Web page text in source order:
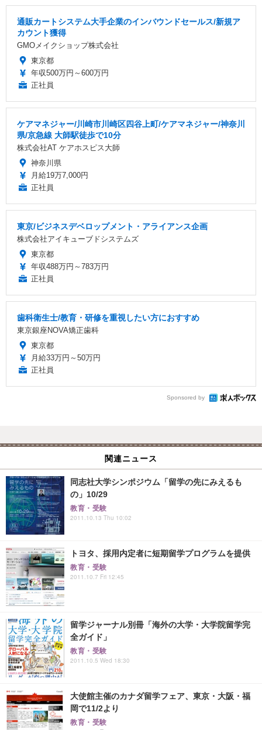
通販カートシステム大手企業のインバウンドセールス/新規ア
カウント獲得
GMOメイクショップ株式会社
東京都
年収500万円～600万円
正社員
ケアマネジャー/川崎市川崎区四谷上町/ケアマネジャー/神奈川
県/京急線 大師駅徒歩で10分
株式会社AT ケアホスピス大師
神奈川県
月給19万7,000円
正社員
東京/ビジネスデベロップメント・アライアンス企画
株式会社アイキューブドシステムズ
東京都
年収488万円～783万円
正社員
歯科衛生士/教育・研修を重視したい方におすすめ
東京銀座NOVA矯正歯科
東京都
月給33万円～50万円
正社員
Sponsored by
関連ニュース
同志社大学シンポジウム「留学の先にみえるも
の」10/29
教育・受験
2011.10.13 Thu 10:02
トヨタ、採用内定者に短期留学プログラムを提供
教育・受験
2011.10.7 Fri 12:45
留学ジャーナル別冊「海外の大学・大学院留学完
全ガイド」
教育・受験
2011.10.5 Wed 18:30
大使館主催のカナダ留学フェア、東京・大阪・福
岡で11/2より
教育・受験